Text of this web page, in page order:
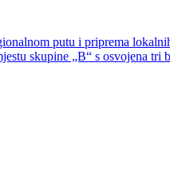
putu i priprema
skupine „B“ s osvojena tri